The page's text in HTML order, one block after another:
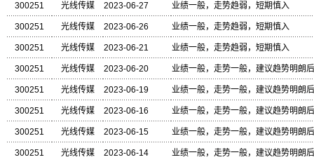
300251 光线传媒 2023-06-27 业绩一般，走势趋弱，短期慎入
300251 光线传媒 2023-06-26 业绩一般，走势趋弱，短期慎入
300251 光线传媒 2023-06-21 业绩一般，走势趋弱，短期慎入
300251 光线传媒 2023-06-20 业绩一般，走势一般，建议趋势明朗
300251 光线传媒 2023-06-19 业绩一般，走势一般，建议趋势明朗
300251 光线传媒 2023-06-16 业绩一般，走势一般，建议趋势明朗
300251 光线传媒 2023-06-15 业绩一般，走势一般，建议趋势明朗
300251 光线传媒 2023-06-14 业绩一般，走势一般，建议趋势明朗